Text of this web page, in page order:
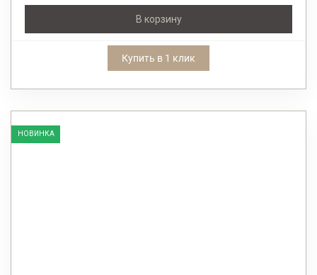
В корзину
Купить в 1 клик
НОВИНКА